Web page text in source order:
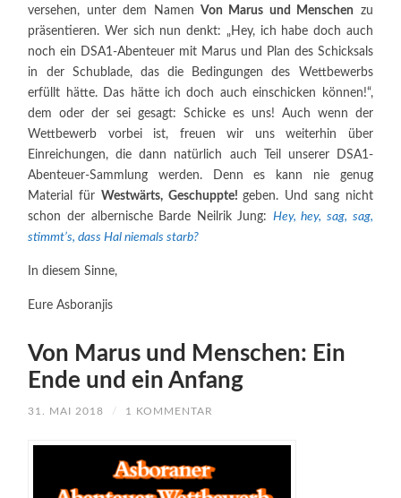
versehen, unter dem Namen Von Marus und Menschen zu
präsentieren. Wer sich nun denkt: „Hey, ich habe doch auch
noch ein DSA1-Abenteuer mit Marus und Plan des Schicksals
in der Schublade, das die Bedingungen des Wettbewerbs
erfüllt hätte. Das hätte ich doch auch einschicken können!“,
dem oder der sei gesagt: Schicke es uns! Auch wenn der
Wettbewerb vorbei ist, freuen wir uns weiterhin über
Einreichungen, die dann natürlich auch Teil unserer DSA1-
Abenteuer-Sammlung werden. Denn es kann nie genug
Material für Westwärts, Geschuppte!geben. Und sang nicht
schon der albernische Barde Neilrik Jung: Hey, hey, sag, sag,
stimmt’s, dass Hal niemals starb?
In diesem Sinne,
Eure Asboranjis
Von Marus und Menschen: Ein
Ende und ein Anfang
31. MAI 2018 / 1 KOMMENTAR